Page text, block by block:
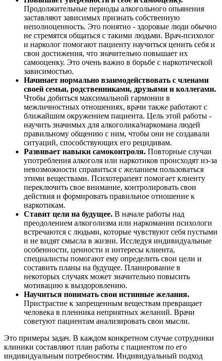
Продолжительные периоды алкогольного опьянения
заставляют зависимых признать собственную
неполноценность. Это понятно - здоровые люди обычно
не стремятся общаться с такими людьми. Врач-психолог
и нарколог помогают пациенту научиться ценить себя и
свои достижения, что значительно повышает их
самооценку. Это очень важно в борьбе с наркотической
зависимостью.
Начинает нормально взаимодействовать с членами
своей семьи, родственниками, друзьями и коллегами.
Чтобы добиться максимальной гармонии в
межличностных отношениях, врачи также работают с
ближайшим окружением пациента. Цель этой работы -
научить значимых для алкоголика/наркомана людей
правильному общению с ним, чтобы они не создавали
ситуаций, способствующих его рецидивам.
Развивает навыки самоконтроля. Повторные случаи
употребления алкоголя или наркотиков происходят из-за
невозможности справиться с желанием пользоваться
этими веществами. Психотерапевт помогает клиенту
переключить свое внимание, контролировать свои
действия и формировать правильное отношение к
наркотикам.
Ставит цели на будущее. В начале работы над
преодолением алкоголизма или наркомании психологи
встречаются с людьми, которые чувствуют себя пустыми
и не видят смысла в жизни. Исследуя индивидуальные
особенности, ценности и интересы клиента,
специалисты помогают ему определить свои цели и
составить планы на будущее. Планирование в
некоторых случаях может значительно повысить
мотивацию к выздоровлению.
Научиться понимать свои истинные желания.
Пристрастие к запрещенным веществам превращает
человека в пленника неприятных желаний. Врачи
советуют пациентам анализировать свои мысли.
Это примеры задач. В каждом конкретном случае сотрудники
клиники составляют план работы с пациентом по его
индивидуальным потребностям. Индивидуальный подход